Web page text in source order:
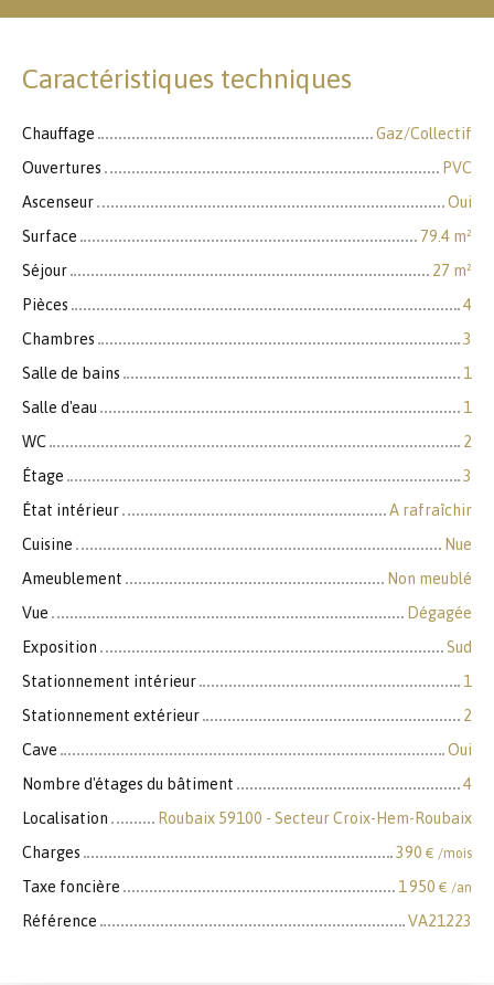
Caractéristiques techniques
Chauffage
Gaz/Collectif
Ouvertures
PVC
Ascenseur
Oui
Surface
79.4 m²
Séjour
27 m²
Pièces
4
Chambres
3
Salle de bains
1
Salle d'eau
1
WC
2
Étage
3
État intérieur
A rafraîchir
Cuisine
Nue
Ameublement
Non meublé
Vue
Dégagée
Exposition
Sud
Stationnement intérieur
1
Stationnement extérieur
2
Cave
Oui
Nombre d'étages du bâtiment
4
Localisation
Roubaix 59100 - Secteur Croix-Hem-Roubaix
Charges
390 € /mois
Taxe foncière 1 950 € /an
Référence VA21223